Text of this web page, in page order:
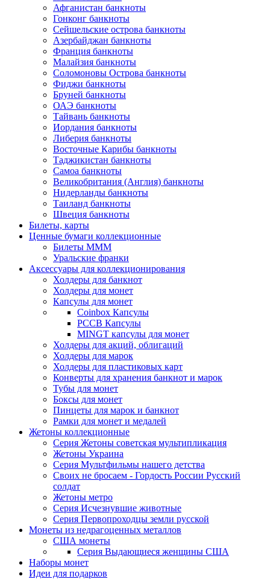
Афганистан банкноты
Гонконг банкноты
Сейшельские острова банкноты
Азербайджан банкноты
Франция банкноты
Малайзия банкноты
Соломоновы Острова банкноты
Фиджи банкноты
Бруней банкноты
ОАЭ банкноты
Тайвань банкноты
Иордания банкноты
Либерия банкноты
Восточные Карибы банкноты
Таджикистан банкноты
Самоа банкноты
Великобритания (Англия) банкноты
Нидерланды банкноты
Таиланд банкноты
Швеция банкноты
Билеты, карты
Ценные бумаги коллекционные
Билеты МММ
Уральские франки
Аксессуары для коллекционирования
Холдеры для банкнот
Холдеры для монет
Капсулы для монет
Coinbox Капсулы
РССВ Капсулы
MINGT капсулы для монет
Холдеры для акций, облигаций
Холдеры для марок
Холдеры для пластиковых карт
Конверты для хранения банкнот и марок
Тубы для монет
Боксы для монет
Пинцеты для марок и банкнот
Рамки для монет и медалей
Жетоны коллекционные
Серия Жетоны советская мультипликация
Жетоны Украина
Серия Мультфильмы нашего детства
Своих не бросаем - Гордость России Русский
солдат
Жетоны метро
Серия Исчезнувшие животные
Серия Первопроходцы земли русской
Монеты из недрагоценных металлов
США монеты
Серия Выдающиеся женщины США
Наборы монет
Идеи для подарков